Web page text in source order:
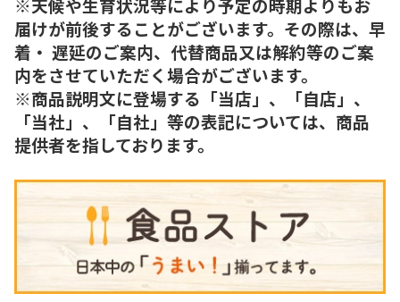
届けが前後することがございます。その際は、早
着・ 遅延のご案内、代替商品又は解約等のご案
内をさせていただく場合がございます。
※商品説明文に登場する「当店」、「自店」、
「当社」、「自社」等の表記については、商品
提供者を指しております。